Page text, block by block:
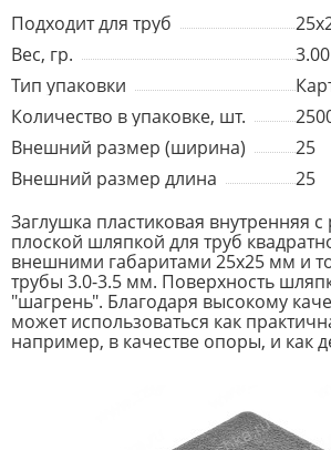
Подходит для труб
Вес, гр.
3.00
Тип упаковки
Количество в упаковке, шт.
Внешний размер (ширина)
25
Внешний размер длина
25
Заглушка пластиковая внутренняя
плоской шляпкой для труб
внешними габаритами 25x25 мм и
трубы 3.0-3.5 мм. Поверхность
"шагрень". Благодаря высокому
может использоваться как
например, в качестве опоры, и как